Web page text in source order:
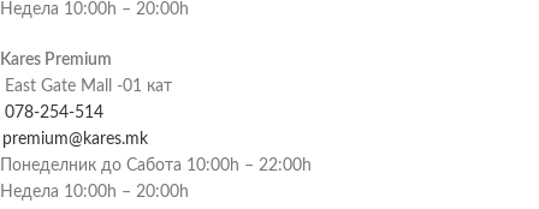
Недела 10:00h – 20:00h
Kares Premium
East Gate Mall -01 кат
078-254-514
premium@kares.mk
Понеделник до Сабота 10:00h – 22:00h
Недела 10:00h – 20:00h